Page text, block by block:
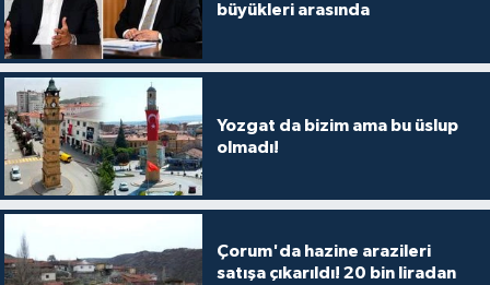
büyükleri arasında
Yozgat da bizim ama bu üslup
olmadı!
Çorum'da hazine arazileri
satışa çıkarıldı! 20 bin liradan